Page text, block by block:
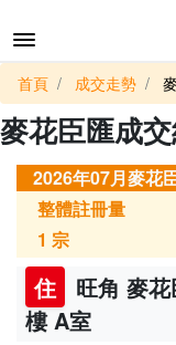
首頁 成交走勢
麥花臣匯成
2026年07月麥花
整體註冊量
1 宗
住
旺角 麥
樓 A室